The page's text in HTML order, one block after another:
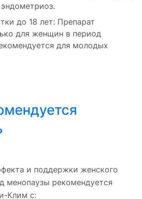
до 18 лет: Препарат
для женщин в период
для молодых
и поддержки женского
менопаузы рекомендуется
Клим с: